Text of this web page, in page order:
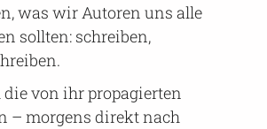
was wir Autoren uns alle
sollten: schreiben,
die von ihr propagierten
– morgens direkt nach